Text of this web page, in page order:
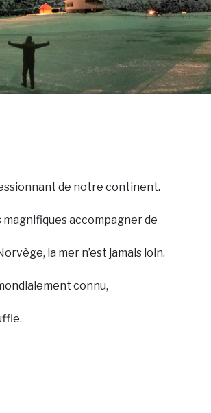
de notre continent.
magnifiques accompagner de
la mer n’est jamais loin.
connu,